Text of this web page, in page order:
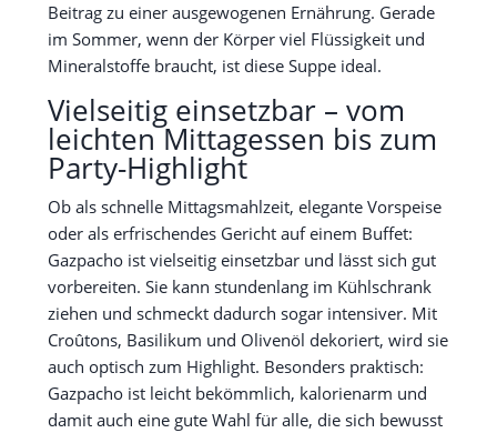
Beitrag zu einer ausgewogenen Ernährung. Gerade
im Sommer, wenn der Körper viel Flüssigkeit und
Mineralstoffe braucht, ist diese Suppe ideal.
Vielseitig einsetzbar – vom
leichten Mittagessen bis zum
Party-Highlight
Ob als schnelle Mittagsmahlzeit, elegante Vorspeise
oder als erfrischendes Gericht auf einem Buffet:
Gazpacho ist vielseitig einsetzbar und lässt sich gut
vorbereiten. Sie kann stundenlang im Kühlschrank
ziehen und schmeckt dadurch sogar intensiver. Mit
Croûtons, Basilikum und Olivenöl dekoriert, wird sie
auch optisch zum Highlight. Besonders praktisch:
Gazpacho ist leicht bekömmlich, kalorienarm und
damit auch eine gute Wahl für alle, die sich bewusst